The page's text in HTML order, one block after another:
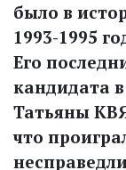
было в
1993-1995
Его
кандидата
Татьяны
что